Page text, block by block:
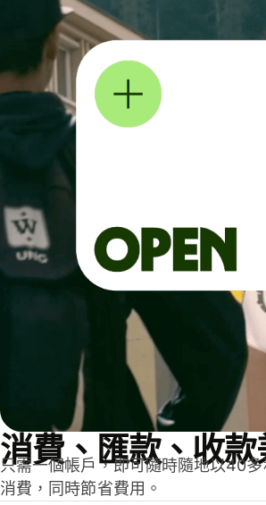
消費、匯款、收
只需一個帳戶，即可隨時隨地以40
消費，同時節省費用。